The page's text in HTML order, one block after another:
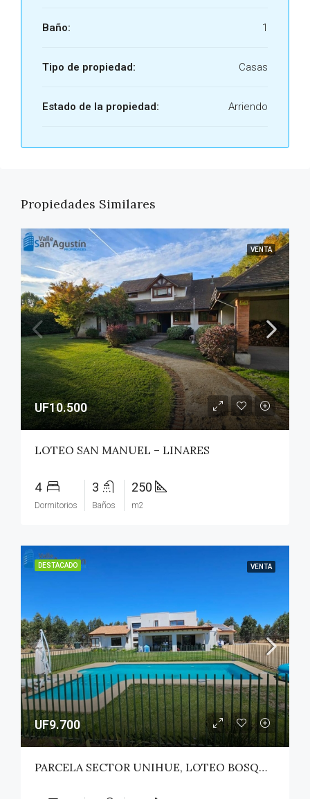
Baño: 1
Tipo de propiedad: Casas
Estado de la propiedad: Arriendo
Propiedades Similares
VENTA
UF10.500
LOTEO SAN MANUEL – LINARES
4
Dormitorios
3
Baños
250
m2
DESTACADO VENTA
UF9.700
PARCELA SECTOR UNIHUE, LOTEO BOSQUES DEL VALLE – MAULE